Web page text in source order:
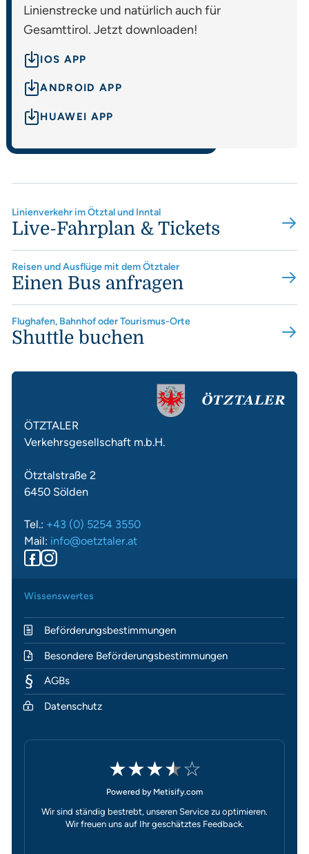
Linienstrecke und natürlich auch für
Gesamttirol. Jetzt downloaden!
IOS APP
ANDROID APP
HUAWEI APP
Live-Fahrplan & Tickets
Linienverkehr im Ötztal und Inntal
Einen Bus anfragen
Reisen und Ausflüge mit dem Ötztaler
Shuttle buchen
Flughafen, Bahnhof oder Tourismus-Orte
ÖTZTALER
Verkehrsgesellschaft m.b.H.
Ötztalstraße 2
6450 Sölden
Tel.: +43 (0) 5254 3550
Mail: info@oetztaler.at
Wissenswertes
Beförderungsbestimmungen
Besondere Beförderungsbestimmungen
AGBs
Datenschutz
★★★★☆
Powered by Metisify.com
Wir sind ständig bestrebt, unseren Service zu optimieren.
Wir freuen uns auf Ihr geschätztes Feedback.